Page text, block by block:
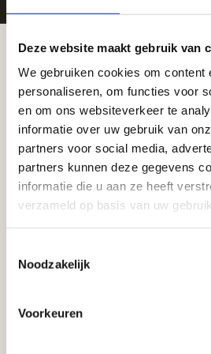
Deze website maakt gebruik van
We gebruiken cookies om content
personaliseren, om functies voor
en om ons websiteverkeer te
informatie over uw gebruik van
partners voor social media,
partners kunnen deze gegevens
informatie die u aan ze heeft
verzameld op basis van uw
Noodzakelijk
Voorkeuren
Zakelijke klant
Vego Tuinmaterialen is de
voor zakelijke klanten op zoek
infraproducten. Als
tuinmaterialen bieden wij een
aan producten van
zakelijke mogelijkheden.
Aangepaste
vakantieperiode
Waardenburg en Vego
de vakantieperiode
zaterdag. Bekijk de
actuele openingstijden.
maanden dicht is voor al het